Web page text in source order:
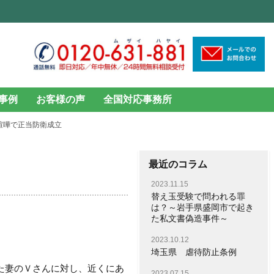
例 お客様の声 全国対応事務所
で正当防衛成立
のＶさんに対し、近くにあ
最近のコラム
2023.11.15
替え玉受験で問われる罪
は？～岩手県盛岡市で起き
た私文書偽造事件～
2023.10.12
埼玉県 虐待防止条例